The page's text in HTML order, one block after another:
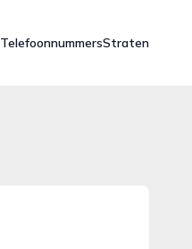
TelefoonnummersStraten